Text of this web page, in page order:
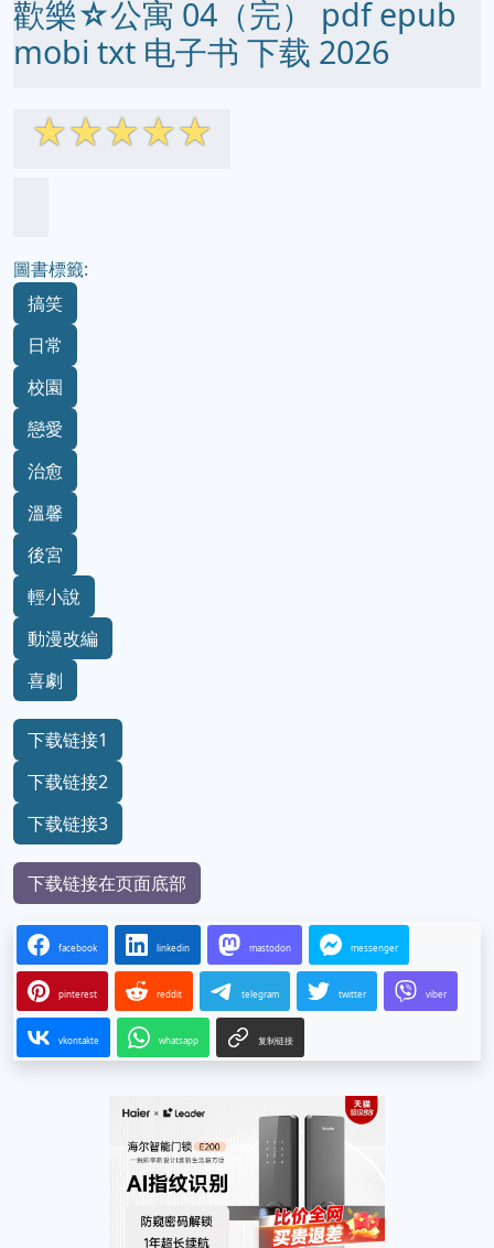
歡樂☆公寓 04（完） pdf epub
mobi txt 电子书 下载 2026
☆☆☆☆☆
圖書標籤:
搞笑
日常
校園
戀愛
治愈
溫馨
後宮
輕小說
動漫改編
喜劇
下载链接1
下载链接2
下载链接3
下载链接在页面底部
facebook linkedin mastodon messenger
pinterest reddit telegram twitter viber
vkontakte whatsapp 复制链接